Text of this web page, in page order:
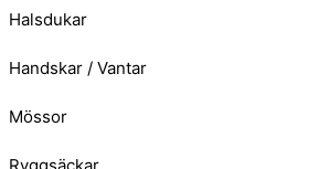
Halsdukar
Handskar / Vantar
Mössor